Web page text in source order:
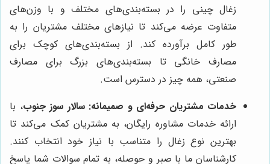
زغال چینی را در بسته‌بندی‌های مختلف و با وزن‌های
متفاوت عرضه می‌کند تا نیازهای مختلف مشتریان را به
طور کامل برآورده کند. از بسته‌بندی‌های کوچک برای
مصارف خانگی تا بسته‌بندی‌های بزرگ برای مصارف
صنعتی، همه چیز در دسترس است.
خدمات مشتریان حرفه‌ای و صمیمانه: سالار سوز جنوب، با
ارائه خدمات مشاوره رایگان، به مشتریان کمک می‌کند تا
بهترین نوع زغال را متناسب با نیاز خود انتخاب کنند.
کارشناسان ما با صبر و حوصله، به تمام سوالات شما پاسخ